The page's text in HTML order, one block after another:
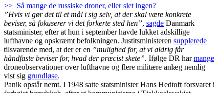
>> Så mange de russiske droner, eller slet ingen?
”Hvis vi gør det til et mål i sig selv, at der skal være konkrete
beviser, så fokuserer vi det forkerte sted hen”, sagde Danmark
statsminister, efter at hun i september havde lukket adskillige
lufthavne og opskræmt befolkningen. Justitsministeren supplerede
tilsvarende med, at der er en ”mulighed for, at vi aldrig får
håndfaste beviser for, hvad der præcist skete”. Ifølge DR harmange
droneobservationer over lufthavne og flere militære anlæg nemlig
vist sig grundløse.
Panik opstår nemt. I 1948 satte statsminister Hans Hedtoft forsvaret i